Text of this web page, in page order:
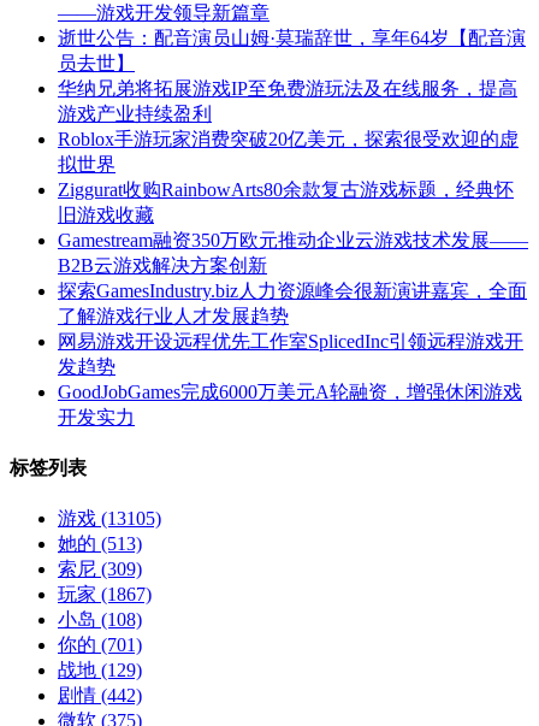
——游戏开发领导新篇章
逝世公告：配音演员山姆·莫瑞辞世，享年64岁【配音演
员去世】
华纳兄弟将拓展游戏IP至免费游玩法及在线服务，提高
游戏产业持续盈利
Roblox手游玩家消费突破20亿美元，探索很受欢迎的虚
拟世界
Ziggurat收购RainbowArts80余款复古游戏标题，经典怀
旧游戏收藏
Gamestream融资350万欧元推动企业云游戏技术发展——
B2B云游戏解决方案创新
探索GamesIndustry.biz人力资源峰会很新演讲嘉宾，全面
了解游戏行业人才发展趋势
网易游戏开设远程优先工作室SplicedInc引领远程游戏开
发趋势
GoodJobGames完成6000万美元A轮融资，增强休闲游戏
开发实力
标签列表
游戏 (13105)
她的 (513)
索尼 (309)
玩家 (1867)
小岛 (108)
你的 (701)
战地 (129)
剧情 (442)
微软 (375)